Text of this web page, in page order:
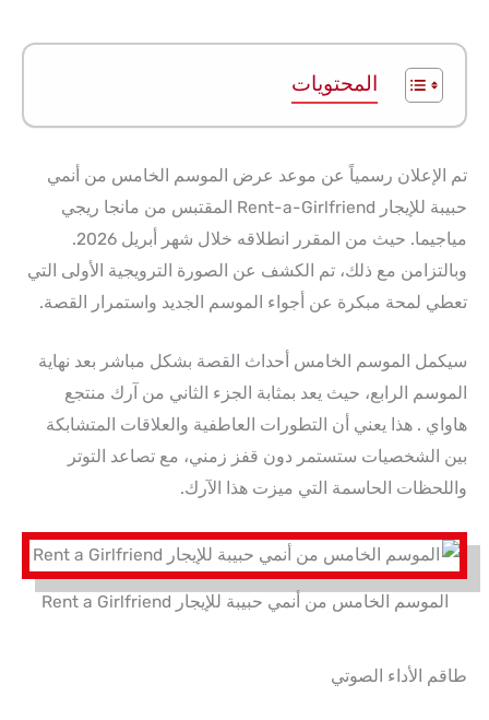
المحتويات
تم الإعلان رسمياً عن موعد عرض الموسم الخامس من أنمي
حبيبة للإيجار Rent-a-Girlfriend المقتبس من مانجا ريجي
مياجيما. حيث من المقرر انطلاقه خلال شهر أبريل 2026.
وبالتزامن مع ذلك، تم الكشف عن الصورة الترويجية الأولى التي
تعطي لمحة مبكرة عن أجواء الموسم الجديد واستمرار القصة.
سيكمل الموسم الخامس أحداث القصة بشكل مباشر بعد نهاية
الموسم الرابع، حيث يعد بمثابة الجزء الثاني من آرك منتجع
هاواي . هذا يعني أن التطورات العاطفية والعلاقات المتشابكة
بين الشخصيات ستستمر دون قفز زمني، مع تصاعد التوتر
واللحظات الحاسمة التي ميزت هذا الآرك.
الموسم الخامس من أنمي حبيبة للإيجار Rent a Girlfriend
طاقم الأداء الصوتي